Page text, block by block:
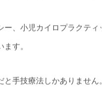
ー、小児カイロプラクテ
す。
手技療法しかありません